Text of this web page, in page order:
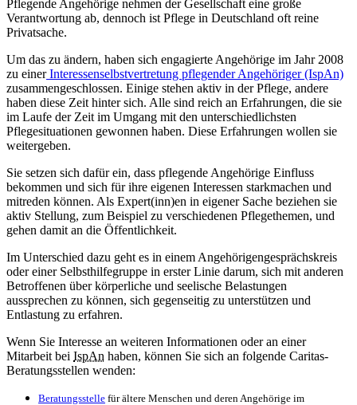
Pflegende Angehörige nehmen der Gesellschaft eine große
Verantwortung ab, dennoch ist Pflege in Deutschland oft reine
Privatsache.
Um das zu ändern, haben sich engagierte Angehörige im Jahr 2008
zu einerInteressenselbstvertretung pflegender Angehöriger (IspAn)
zusammengeschlossen. Einige stehen aktiv in der Pflege, andere
haben diese Zeit hinter sich. Alle sind reich an Erfahrungen, die sie
im Laufe der Zeit im Umgang mit den unterschiedlichsten
Pflegesituationen gewonnen haben. Diese Erfahrungen wollen sie
weitergeben.
Sie setzen sich dafür ein, dass pflegende Angehörige Einfluss
bekommen und sich für ihre eigenen Interessen starkmachen und
mitreden können. Als Expert(inn)en in eigener Sache beziehen sie
aktiv Stellung, zum Beispiel zu verschiedenen Pflegethemen, und
gehen damit an die Öffentlichkeit.
Im Unterschied dazu geht es in einem Angehörigengesprächskreis
oder einer Selbsthilfegruppe in erster Linie darum, sich mit anderen
Betroffenen über körperliche und seelische Belastungen
aussprechen zu können, sich gegenseitig zu unterstützen und
Entlastung zu erfahren.
Wenn Sie Interesse an weiteren Informationen oder an einer
Mitarbeit bei IspAn haben, können Sie sich an folgende Caritas-
Beratungsstellen wenden:
Beratungsstelle für ältere Menschen und deren Angehörige im